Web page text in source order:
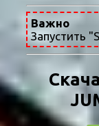
Важно
Запустить